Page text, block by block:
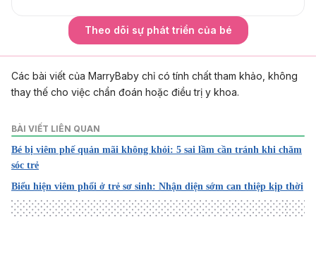
Theo dõi sự phát triển của bé
Các bài viết của MarryBaby chỉ có tính chất tham khảo, không
thay thế cho việc chẩn đoán hoặc điều trị y khoa.
BÀI VIẾT LIÊN QUAN
Bé bị viêm phế quản mãi không khỏi: 5 sai lầm cần tránh khi chăm
sóc trẻ
Biểu hiện viêm phổi ở trẻ sơ sinh: Nhận diện sớm can thiệp kịp thời